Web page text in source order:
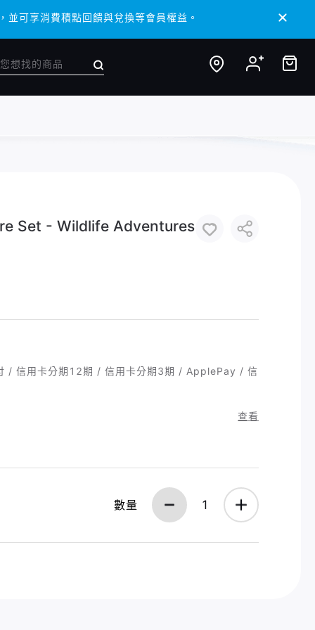
可享消費積點回饋與兌換等會員權益。
可享消費積點回饋與兌換等會員權益。
Set - Wildlife Adventures
/ 信用卡分期12期 / 信用卡分期3期 / ApplePay / 信
查看
數量 1